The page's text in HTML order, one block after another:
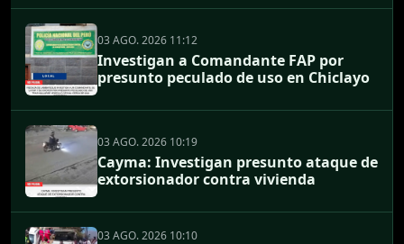
03 AGO. 2026 11:12
Investigan a Comandante FAP por
presunto peculado de uso en Chiclayo
03 AGO. 2026 10:19
Cayma: Investigan presunto ataque de
extorsionador contra vivienda
03 AGO. 2026 10:10